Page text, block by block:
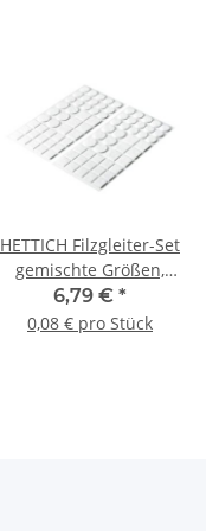
HETTICH Filzgleiter-Set
gemischte Größen,
weiß, 84 Stück
6,79 € *
0,08 € pro Stück